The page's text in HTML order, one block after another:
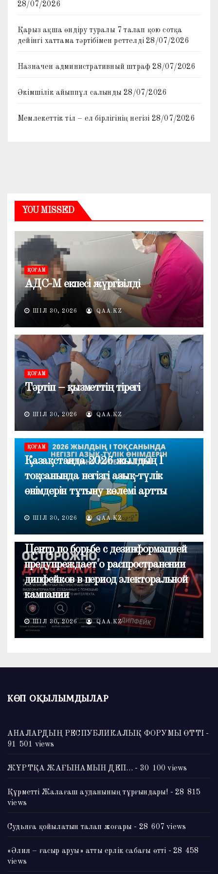
28/07/2026
Қарыз ақша өндіру туралы 7 талап қою сотқа
дейінгі хаттама тәртібімен реттелді 28/07/2026
Назначен административный штраф 28/07/2026
Әкімшілік айыппұл салынды 28/07/2026
Мемлекеттік тіл – ел бірлігінің негізі 28/07/2026
YOU MISSED
ҚОҒАМ
АДС-М екпесі жүргізілді
ШІЛ 30, 2026 QAA.KZ
ҚОҒАМ
Тәртіп – қызметтің тірегі
ШІЛ 30, 2026 QAA.KZ
ҚОҒАМ
Қазақстанда 2026 жылдың I
тоқсанында негізгі азық-түлік
өнімдерін тұтыну көлемі артты
ШІЛ 30, 2026 QAA.KZ
ОБЩЕСТВО
Центр по борьбе с дезинформацией
предупреждает о распространении
дипфейков в период электоральной
кампании
ШІЛ 30, 2026 QAA.KZ
КӨП ОҚЫЛЫМДЫЛАР
АНАЛАРДЫҢ РЕСПУБЛИКАЛЫҚ ФОРУМЫ ӨТТІ -
91 501 views
ЖҰРТҚА ЖАҒЫНАМЫН ДЕП… - 30 100 views
Құрметті Жалағаш ауданының тұрғындары! - 28 815
views
Судьяға қойылатын талап жоғары - 28 607 views
«Әлия – ғасыр аруы» атты ерлік сабағы өтті - 28 458
views